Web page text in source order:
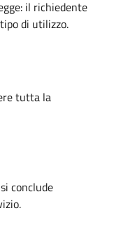
il richiedente
di utilizzo.
tutta la
conclude